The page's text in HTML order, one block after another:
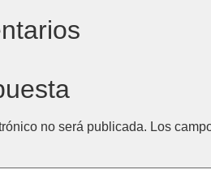
no será publicada. Los